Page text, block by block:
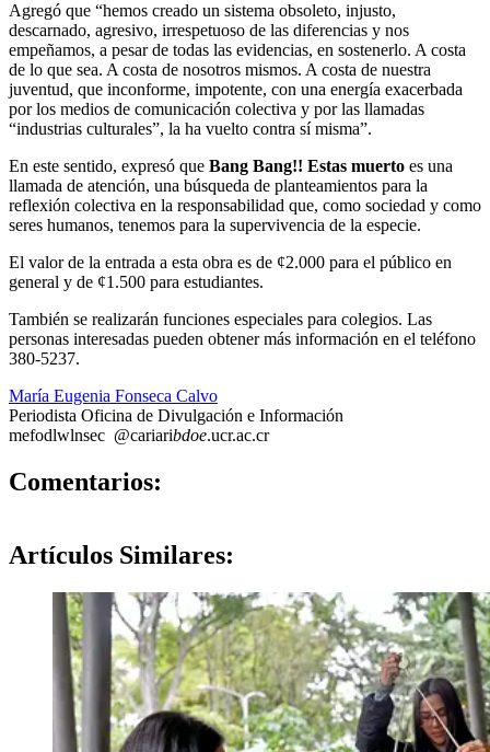
Agregó que “hemos creado un sistema obsoleto, injusto,
descarnado, agresivo, irrespetuoso de las diferencias y nos
empeñamos, a pesar de todas las evidencias, en sostenerlo. A costa
de lo que sea. A costa de nosotros mismos. A costa de nuestra
juventud, que inconforme, impotente, con una energía exacerbada
por los medios de comunicación colectiva y por las llamadas
“industrias culturales”, la ha vuelto contra sí misma”.
En este sentido, expresó que Bang Bang!! Estas muerto es una
llamada de atención, una búsqueda de planteamientos para la
reflexión colectiva en la responsabilidad que, como sociedad y como
seres humanos, tenemos para la supervivencia de la especie.
El valor de la entrada a esta obra es de ¢2.000 para el público en
general y de ¢1.500 para estudiantes.
También se realizarán funciones especiales para colegios. Las
personas interesadas pueden obtener más información en el teléfono
380-5237.
María Eugenia Fonseca Calvo
Periodista Oficina de Divulgación e Información
mefodlwlnsec @cariaribdoe.ucr.ac.cr
Comentarios:
Artículos Similares: